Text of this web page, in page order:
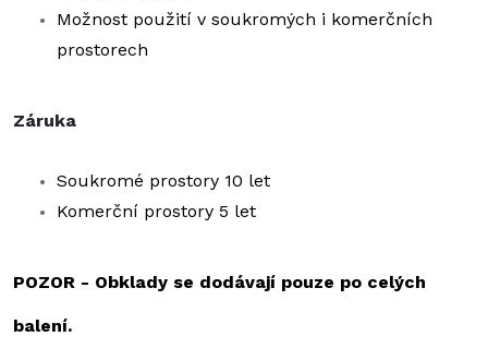
Možnost použití v soukromých i komerčních
prostorech
Záruka
Soukromé prostory 10 let
Komerční prostory 5 let
POZOR - Obklady se dodávají pouze po celých
balení.